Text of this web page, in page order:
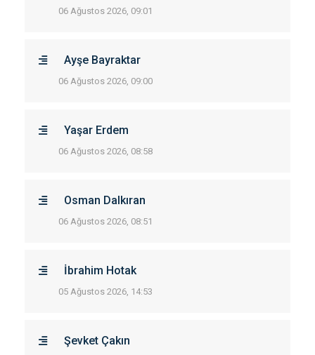
06 Ağustos 2026, 09:01
Ayşe Bayraktar
06 Ağustos 2026, 09:00
Yaşar Erdem
06 Ağustos 2026, 08:58
Osman Dalkıran
06 Ağustos 2026, 08:51
İbrahim Hotak
05 Ağustos 2026, 14:53
Şevket Çakın